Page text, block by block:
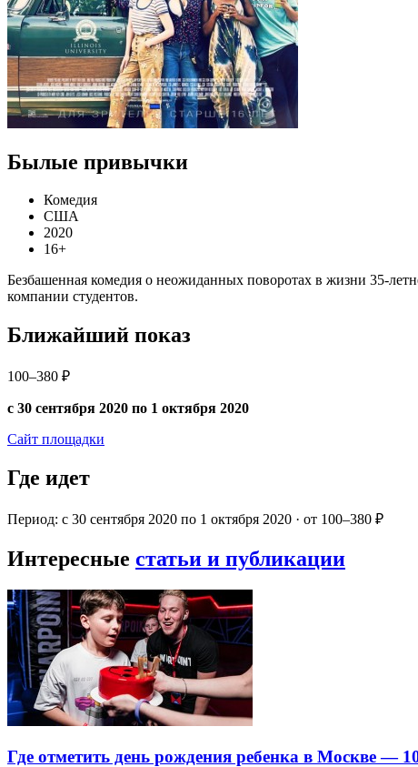
Былые привычки
Комедия
США
2020
16+
Безбашенная комедия о неожиданных поворотах в жизни 35-
компании студентов.
Ближайший показ
100–380 ₽
с 30 сентября 2020 по 1 октября 2020
Сайт площадки
Где идет
Период: с 30 сентября 2020 по 1 октября 2020 · от 100–380 ₽
Интересные статьи и публикации
Где отметить день рождения ребенка в Москве —